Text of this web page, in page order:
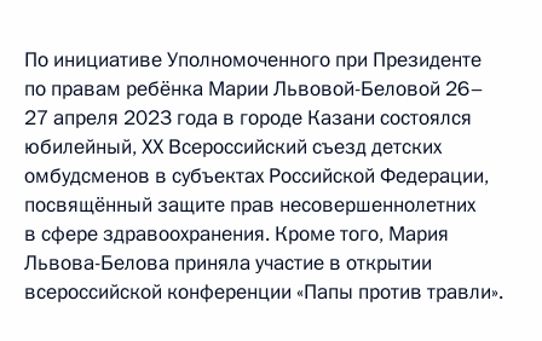
По инициативе Уполномоченного при Президенте
по правам ребёнка Марии Львовой-Беловой 26–
27 апреля 2023 года в городе Казани состоялся
юбилейный, XX Всероссийский съезд детских
омбудсменов в субъектах Российской Федерации,
посвящённый защите прав несовершеннолетних
в сфере здравоохранения. Кроме того, Мария
Львова-Белова приняла участие в открытии
всероссийской конференции «Папы против травли».